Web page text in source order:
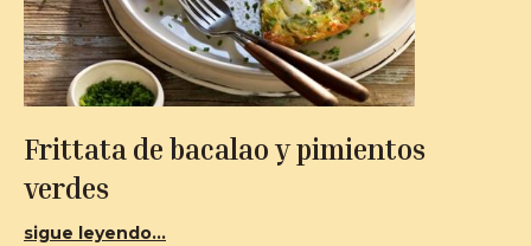
Frittata de bacalao y pimientos
verdes
sigue leyendo...